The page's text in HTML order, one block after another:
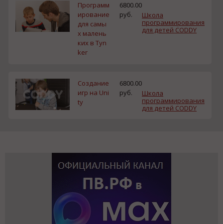
Программ
ирование
для самы
х малень
ких в Tyn
ker
6800.00
руб.
Школа
программирования
для детей CODDY
Создание
игр на Uni
ty
6800.00
руб.
Школа
программирования
для детей CODDY